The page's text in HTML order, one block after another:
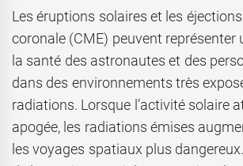
Les éruptions solaires et les
coronale (CME) peuvent représenter
la santé des astronautes et des
dans des environnements très
radiations. Lorsque l’activité solaire
apogée, les radiations émises
les voyages spatiaux plus